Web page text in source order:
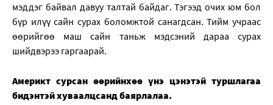
мэддэг байвал давуу талтай байдаг. Тэгээд очих юм бол
бүр илүү сайн сурах боломжтой санагдсан. Тийм учраас
өөрийгөө маш сайн таньж мэдсэний дараа сурах
шийдвэрээ гаргаарай.
Америкт сурсан өөрийнхөө үнэ цэнэтэй туршлагаа
бидэнтэй хуваалцсанд баярлалаа.